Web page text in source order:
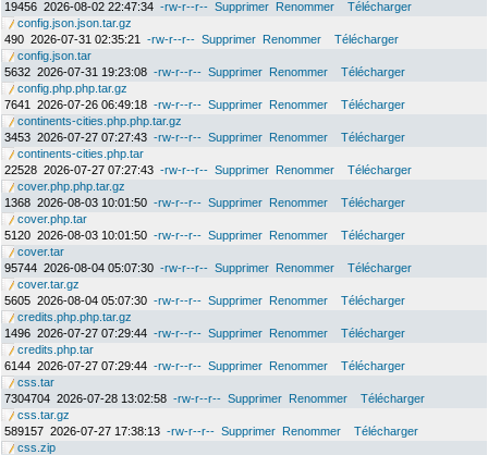
19456 2026-08-02 22:47:34 -rw-r--r-- Supprimer Renommer
Télécharger
config.json.json.tar.gz
490 2026-07-31 02:35:21 -rw-r--r-- Supprimer Renommer
Télécharger
config.json.tar
5632 2026-07-31 19:23:08 -rw-r--r-- Supprimer Renommer
Télécharger
config.php.php.tar.gz
7641
2026-07-26 06:49:18 -rw-r--r-- Supprimer Renommer
Télécharger
continents-cities.php.php.tar.gz
3453 2026-07-27 07:27:43 -rw-r--r-- Supprimer Renommer
Télécharger
continents-cities.php.tar
22528 2026-07-27 07:27:43 -rw-r--r-- Supprimer Renommer
Télécharger
cover.php.php.tar.gz
1368 2026-08-03 10:01:50 -rw-r--r-- Supprimer Renommer
Télécharger
cover.php.tar
5120 2026-08-03 10:01:50 -rw-r--r-- Supprimer Renommer
Télécharger
cover.tar
95744 2026-08-04 05:07:30 -rw-r--r-- Supprimer Renommer
Télécharger
cover.tar.gz
5605 2026-08-04 05:07:30 -rw-r--r-- Supprimer Renommer
Télécharger
credits.php.php.tar.gz
1496 2026-07-27 07:29:44 -rw-r--r-- Supprimer Renommer
Télécharger
credits.php.tar
6144 2026-07-27 07:29:44 -rw-r--r-- Supprimer Renommer
Télécharger
css.tar
7304704 2026-07-28 13:02:58 -rw-r--r-- Supprimer Renommer
Télécharger
css.tar.gz
589157 2026-07-27 17:38:13 -rw-r--r-- Supprimer Renommer
Télécharger
css.zip